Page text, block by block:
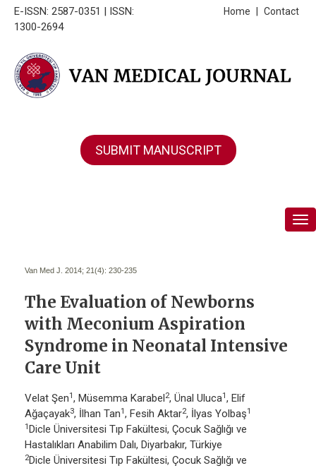
E-ISSN: 2587-0351 | ISSN:
1300-2694
Contact
Home
SUBMIT MANUSCRIPT
Van Med J. 2014; 21(4): 230-235
The Evaluation of Newborns
with Meconium Aspiration
Syndrome in Neonatal Intensive
Care Unit
Velat Şen1, Müsemma Karabel 2, Ünal Uluca1, Elif
Ağaçayak3, İlhan Tan1, Fesih Aktar2, İlyas Yolbaş1
1 Dicle Üniversitesi Tıp Fakültesi, Çocuk Sağlığı ve
Hastalıkları Anabilim Dalı, Diyarbakır, Türkiye
2Dicle Üniversitesi Tıp Fakültesi, Çocuk Sağlığı ve